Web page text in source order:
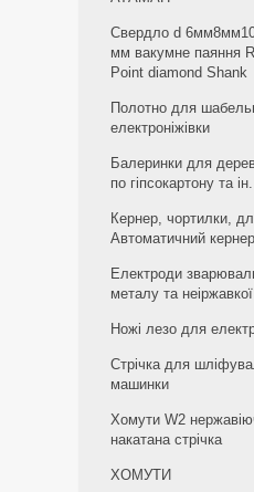
Свердло d
мм вакумне паяння
Point diamond Shank
Полотно для
електроніжівки
Балеринки для
по гіпсокартону та ін.
Кернер, чортилки,
Автоматичний кернер
Електроди
металу та неіржавкої
Ножі лезо для
Стрічка для
машинки
Хомути W2
накатана стрічка
ХОМУТИ